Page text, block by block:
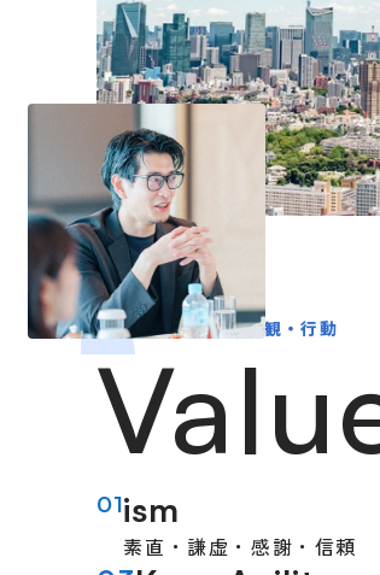
大切にしている価値観・行動
01ism
素直・謙虚・感謝・信頼